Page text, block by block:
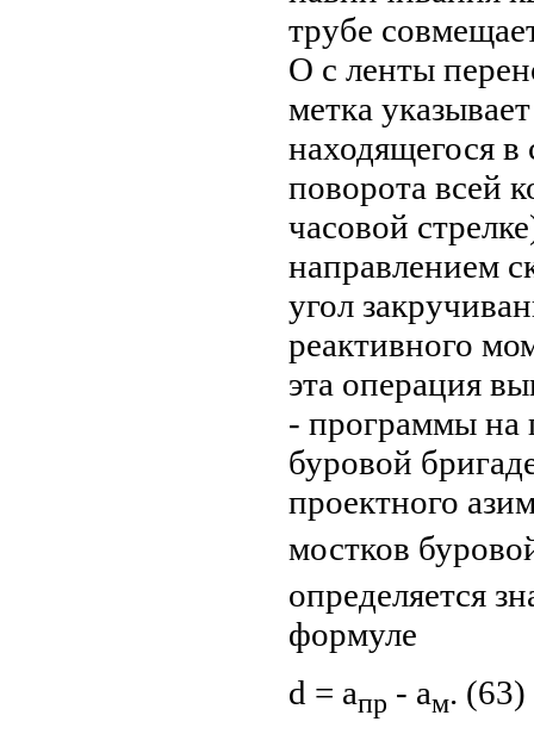
трубе
О с ленты
метка
находящегося
поворота всей
часовой
направлением
угол
реактивного
эта операция
- программы на
буровой
проектного
мостков
определяется
формуле
d = aпр - aм. (63)